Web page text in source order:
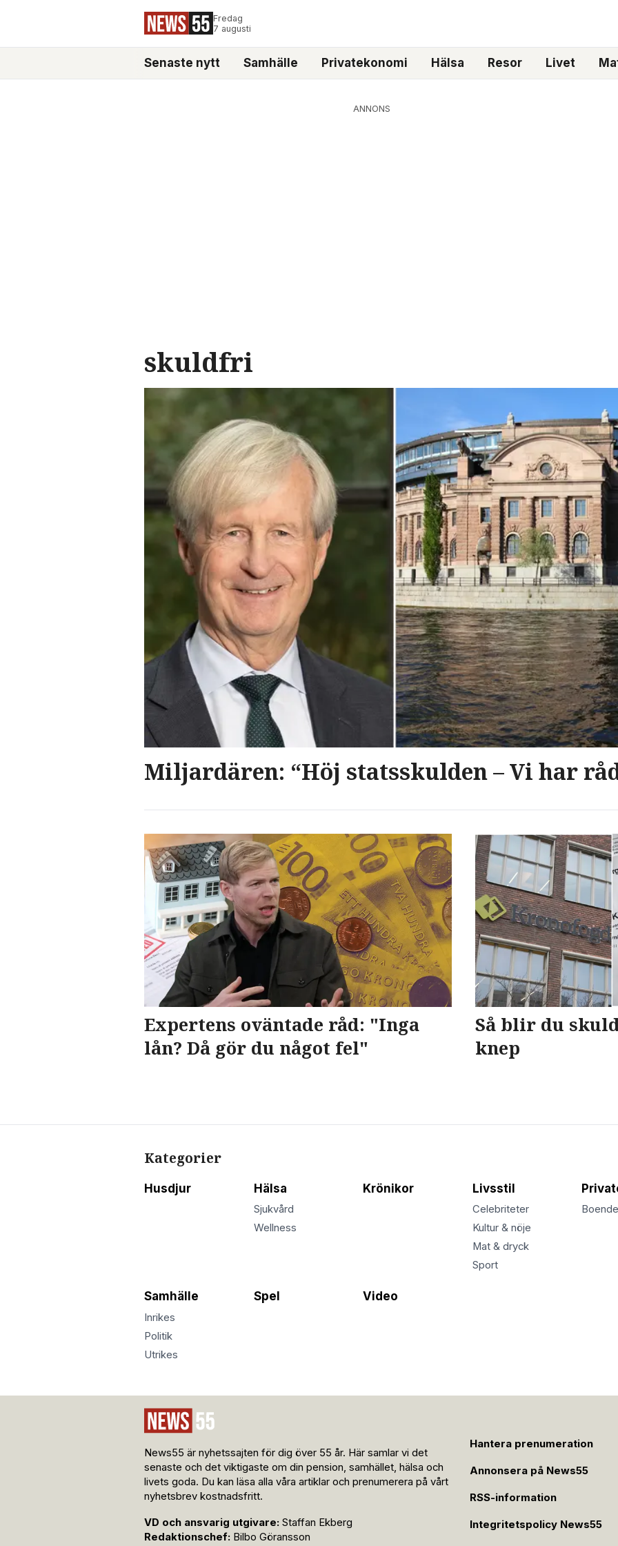
Fredag
7 augusti
Senaste nytt Samhälle Privatekonomi Hälsa Resor Livet
ANNONS
skuldfri
Miljardären: “Höj statsskulden – Vi har
Expertens oväntade råd: "Inga
lån? Då gör du något fel"
Så blir du
knep
Kategorier
Husdjur Hälsa
Sjukvård
Wellness
Krönikor Livsstil
Celebriteter
Kultur & nöje
Mat & dryck
Sport
Samhälle
Inrikes
Politik
Utrikes
Spel Video
News55 är nyhetssajten för dig över 55 år. Här samlar vi det
senaste och det viktigaste om din pension, samhället, hälsa och
livets goda. Du kan läsa alla våra artiklar och prenumerera på vårt
nyhetsbrev kostnadsfritt.
VD och ansvarig utgivare: Staffan Ekberg
Redaktionschef: Bilbo Göransson
Hantera prenumeration
Annonsera på News55
RSS-information
Integritetspolicy News55